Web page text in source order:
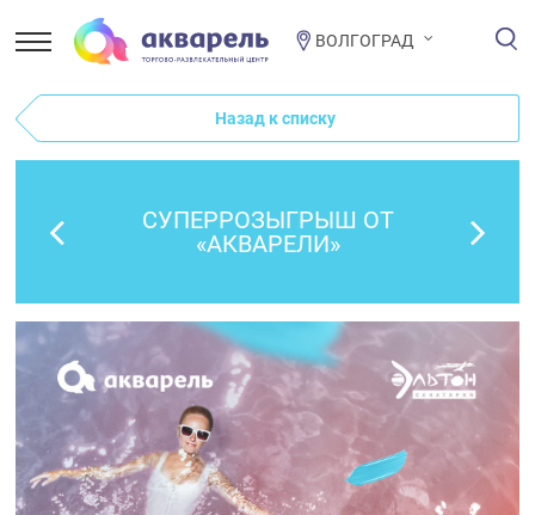
ВОЛГОГРАД
Назад к списку
СУПЕРРОЗЫГРЫШ ОТ
«АКВАРЕЛИ»